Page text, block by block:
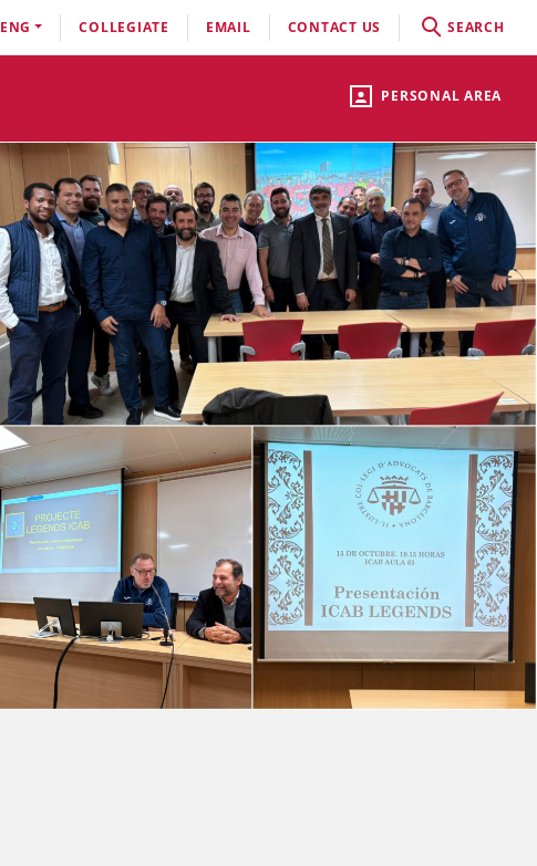
PERSONAL AREA
ENG COLLEGIATE EMAIL CONTACT US SEARCH